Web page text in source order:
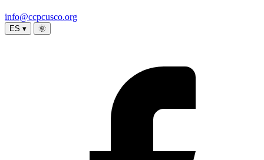
info@ccpcusco.org
ES ▾ 🌞